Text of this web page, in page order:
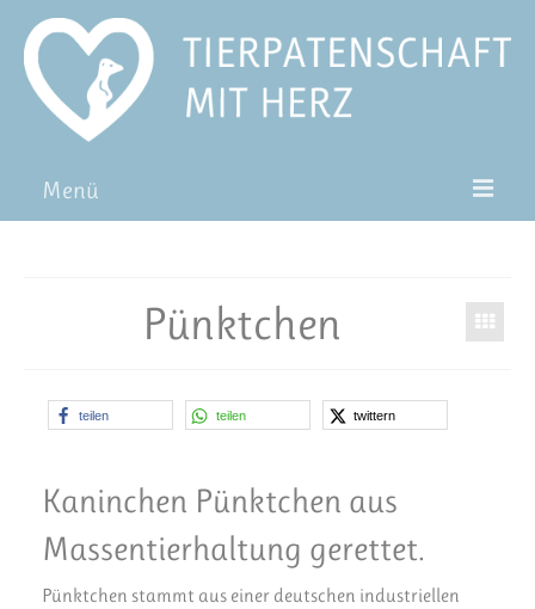
Menü
Pat*in werden
Blog
Pünktchen
teilen teilen twittern
Kaninchen Pünktchen aus
Massentierhaltung gerettet.
Pünktchen stammt aus einer deutschen industriellen